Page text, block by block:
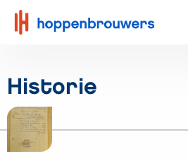
Hoppenbrouwers
|
leeft
Historie